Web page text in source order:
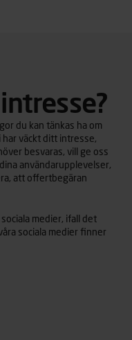
du kan tänkas ha om
har väckt ditt intresse,
besvaras, vill ge oss
användarupplevelser,
att offertbegäran
medier, ifall det
sociala medier finner